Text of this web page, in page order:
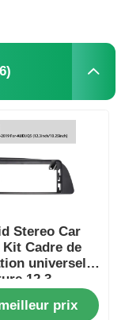
Stereo Car
Kit Cadre de
universel
12,3
Pour Audi Q3
prix